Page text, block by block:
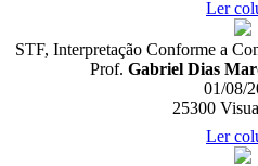
Ler
STF, Interpretação Conforme a
Prof. Gabriel Dias
01/08/
25300
Ler